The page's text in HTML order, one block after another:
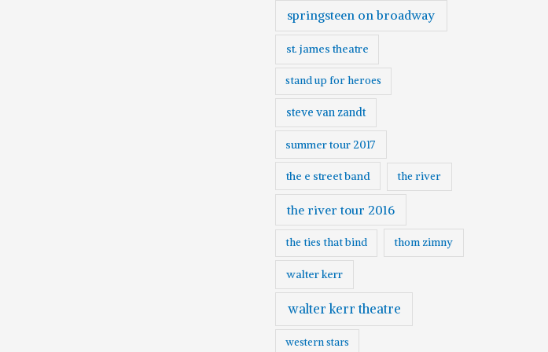
springsteen on broadway
st. james theatre
stand up for heroes
steve van zandt
summer tour 2017
the e street band the river
the river tour 2016
the ties that bind thom zimny
walter kerr
walter kerr theatre
western stars